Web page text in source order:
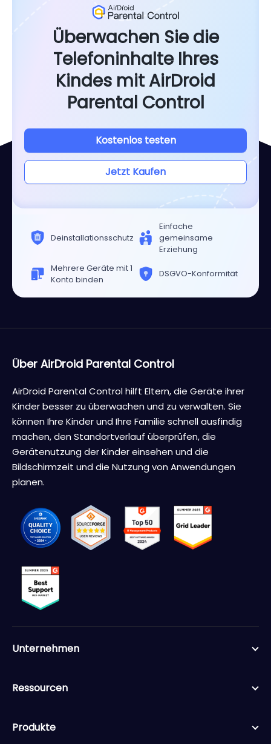
Überwachen Sie die
Telefoninhalte Ihres
Kindes mit AirDroid
Parental Control
Kostenlos testen
Jetzt Kaufen
Deinstallationsschutz
Einfache
gemeinsame
Erziehung
Mehrere Geräte mit 1
Konto binden
DSGVO-Konformität
Über AirDroid Parental Control
AirDroid Parental Control hilft Eltern, die Geräte ihrer
Kinder besser zu überwachen und zu verwalten. Sie
können Ihre Kinder und Ihre Familie schnell ausfindig
machen, den Standortverlauf überprüfen, die
Gerätenutzung der Kinder einsehen und die
Bildschirmzeit und die Nutzung von Anwendungen
planen.
Unternehmen
Ressourcen
Produkte